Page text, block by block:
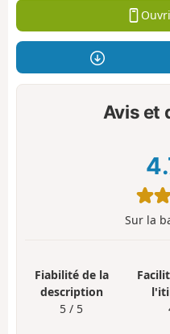
Avis et
Sur la
Fiabilité de la
description
5 / 5